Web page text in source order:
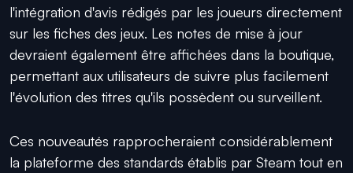
l'intégration d'avis rédigés par les joueurs directement
sur les fiches des jeux. Les notes de mise à jour
devraient également être affichées dans la boutique,
permettant aux utilisateurs de suivre plus facilement
l'évolution des titres qu'ils possèdent ou surveillent.
Ces nouveautés rapprocheraient considérablement
la plateforme des standards établis par Steam tout en